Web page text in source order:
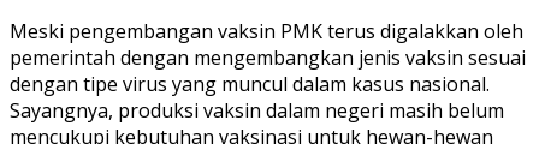
Meski pengembangan vaksin PMK terus digalakkan oleh
pemerintah dengan mengembangkan jenis vaksin sesuai
dengan tipe virus yang muncul dalam kasus nasional.
Sayangnya, produksi vaksin dalam negeri masih belum
mencukupi kebutuhan vaksinasi untuk hewan-hewan